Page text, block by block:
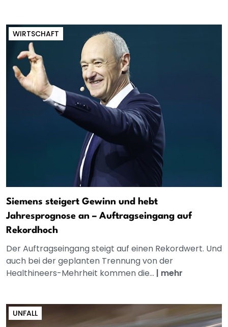
WIRTSCHAFT
Siemens steigert Gewinn und hebt
Jahresprognose an – Auftragseingang auf
Rekordhoch
Der Auftragseingang steigt auf einen Rekordwert. Und
auch bei der geplanten Trennung von der
Healthineers-Mehrheit kommen die... | mehr
UNFALL